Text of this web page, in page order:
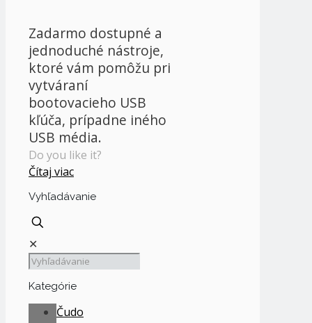
Zadarmo dostupné a
jednoduché nástroje,
ktoré vám pomôžu pri
vytváraní
bootovacieho USB
kľúča, prípadne iného
USB média.
Do you like it?
Čítaj viac
Vyhľadávanie
✕
Kategórie
Čudo